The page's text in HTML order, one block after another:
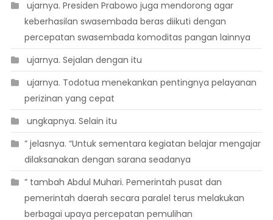
 ujarnya. Presiden Prabowo juga mendorong agar
keberhasilan swasembada beras diikuti dengan
percepatan swasembada komoditas pangan lainnya
 ujarnya. Sejalan dengan itu
 ujarnya. Todotua menekankan pentingnya pelayanan
perizinan yang cepat
 ungkapnya. Selain itu
” jelasnya. “Untuk sementara kegiatan belajar mengajar
dilaksanakan dengan sarana seadanya
” tambah Abdul Muhari. Pemerintah pusat dan
pemerintah daerah secara paralel terus melakukan
berbagai upaya percepatan pemulihan